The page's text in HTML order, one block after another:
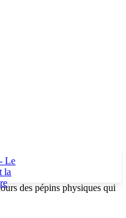
des pépins physiques qui